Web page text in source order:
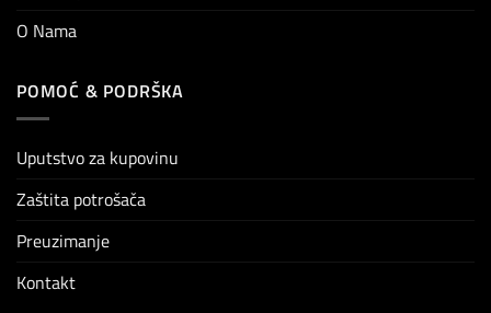
O Nama
POMOĆ & PODRŠKA
Uputstvo za kupovinu
Zaštita potrošača
Preuzimanje
Kontakt